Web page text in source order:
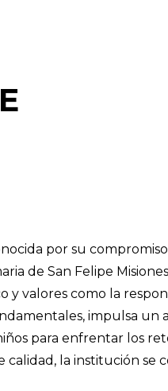
por su
de San Felipe
valores como la
impulsa un
para enfrentar los
la institución se